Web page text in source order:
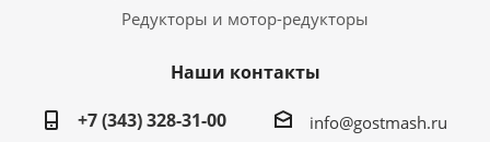
Редукторы и мотор-редукторы
Наши контакты
+7 (343) 328-31-00
info@gostmash.ru